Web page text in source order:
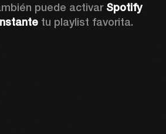
puede activar Spotify
tu playlist favorita.